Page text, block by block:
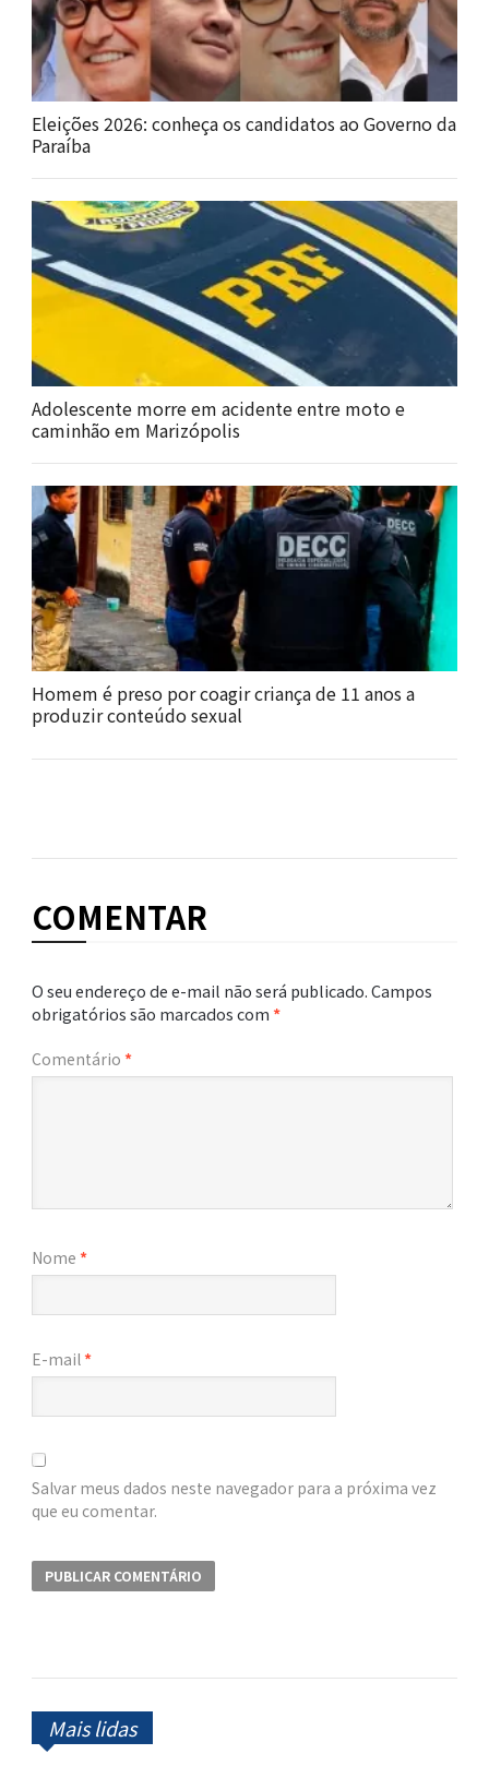
Eleições 2026: conheça os candidatos ao Governo da
Paraíba
Adolescente morre em acidente entre moto e
caminhão em Marizópolis
Homem é preso por coagir criança de 11 anos a
produzir conteúdo sexual
COMENTAR
O seu endereço de e-mail não será publicado.Campos
obrigatórios são marcados com*
Comentário *
Nome *
E-mail *
Salvar meus dados neste navegador para a próxima vez
que eu comentar.
Mais lidas